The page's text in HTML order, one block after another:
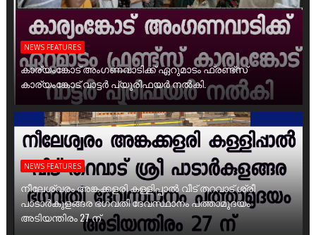
NEWS FEATURES
കാര്യംങ്കോട് അംഗണവാടിക്ക് ഏറുമാടം ഫ്രണ്ട്സ്
കാര്യംങ്കോട് വാട്ടർ പ്യൂരിഫയർ നൽകി.
NEWS FEATURES
നീലേശ്വരം അങ്കക്കളരി കള്ളിപ്പാൽ വീട് തറവാട് ശ്രീ
പാടാർകുളങ്ങര ഭഗവതി ദേവസ്ഥാനം പത്താമുദയം
അടിയന്തിരം 27 ന്